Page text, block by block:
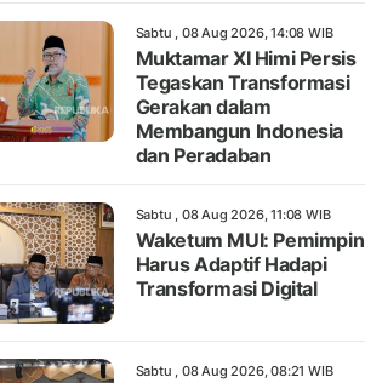
Sabtu , 08 Aug 2026, 14:08 WIB
Muktamar XI Himi Persis
Tegaskan Transformasi
Gerakan dalam
Membangun Indonesia
dan Peradaban
Sabtu , 08 Aug 2026, 11:08 WIB
Waketum MUI: Pemimpin
Harus Adaptif Hadapi
Transformasi Digital
Sabtu , 08 Aug 2026, 08:21 WIB